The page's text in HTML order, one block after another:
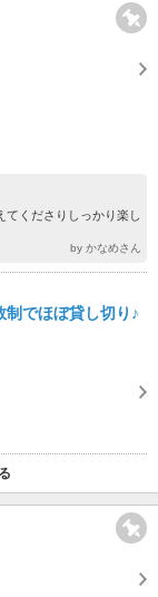
てくださりしっかり楽し
by かなめさん
制でほぼ貸し切り♪